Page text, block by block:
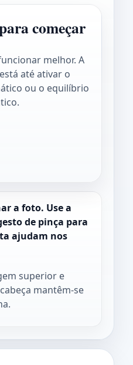
começar
melhor. A
até ativar o
ou o equilíbrio
a foto. Use a
de pinça para
ajudam nos
superior e
mantêm-se